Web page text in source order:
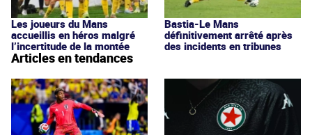
Les joueurs du Mans
accueillis en héros malgré
l’incertitude de la montée
Bastia-Le Mans
définitivement arrêté après
des incidents en tribunes
Articles en tendances